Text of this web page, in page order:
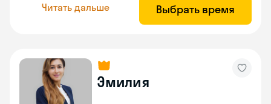
Читать дальше Выбрать время
Эмилия